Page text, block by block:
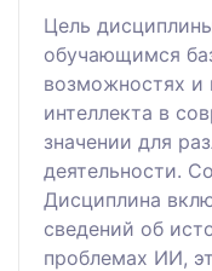
Цель
обучающимся
возможностях и
интеллекта в
значении для
деятельности.
Дисциплина
сведений об
проблемах ИИ,